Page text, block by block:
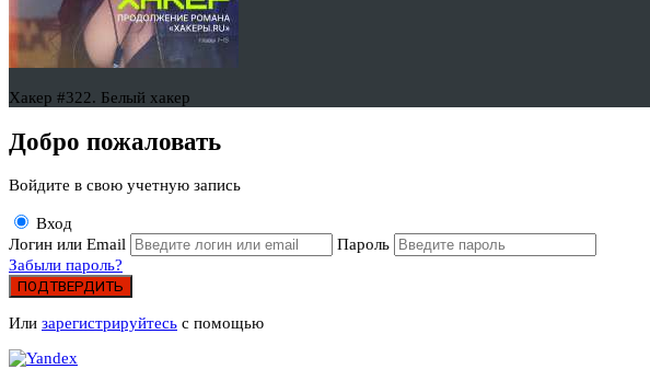
Хакер #322. Белый хакер
Добро пожаловать
Войдите в свою учетную запись
Вход
Логин или Email
Пароль
Забыли пароль?
ПОДТВЕРДИТЬ
Или зарегистрируйтесь с помощью